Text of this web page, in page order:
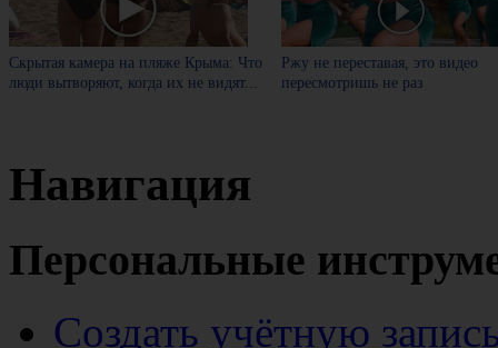
Скрытая камера на пляже Крыма: Что
люди вытворяют, когда их не видят...
Ржу не переставая, это видео
пересмотришь не раз
Навигация
Персональные
Создать учётную